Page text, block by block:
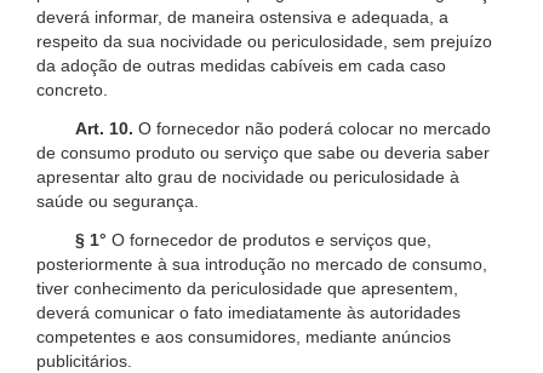
deverá informar, de maneira ostensiva e adequada, a
respeito da sua nocividade ou periculosidade, sem prejuízo
da adoção de outras medidas cabíveis em cada caso
concreto.
Art. 10. O fornecedor não poderá colocar no mercado
de consumo produto ou serviço que sabe ou deveria saber
apresentar alto grau de nocividade ou periculosidade à
saúde ou segurança.
§ 1° O fornecedor de produtos e serviços que,
posteriormente à sua introdução no mercado de consumo,
tiver conhecimento da periculosidade que apresentem,
deverá comunicar o fato imediatamente às autoridades
competentes e aos consumidores, mediante anúncios
publicitários.